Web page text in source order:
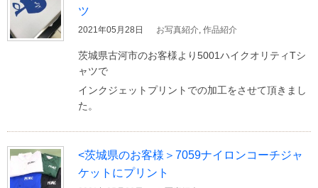
ツ
2021年05月28日 お写真紹介, 作品紹介
茨城県古河市のお客様より5001ハイクオリティTシ
ャツで
インクジェットプリントでの加工をさせて頂きまし
た。
<茨城県のお客様＞7059ナイロンコーチジャ
ケットにプリント